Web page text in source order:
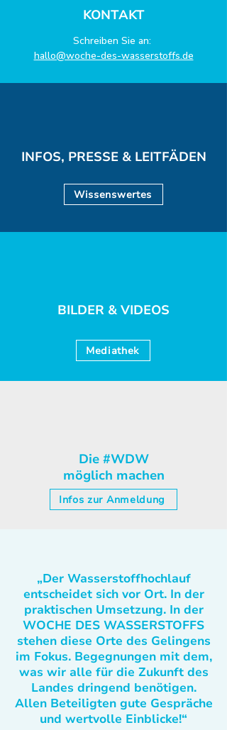
KONTAKT
Schreiben Sie an:
hallo@woche-des-wasserstoffs.de
INFOS, PRESSE & LEITFÄDEN
Wissenswertes
BILDER & VIDEOS
Mediathek
Die #WDW
möglich machen
Infos zur Anmeldung
„Der Wasserstoffhochlauf
entscheidet sich vor Ort. In der
praktischen Umsetzung. In der
WOCHE DES WASSERSTOFFS
stehen diese Orte des Gelingens
im Fokus. Begegnungen mit dem,
was wir alle für die Zukunft des
Landes dringend benötigen.
Allen Beteiligten gute Gespräche
und wertvolle Einblicke!“